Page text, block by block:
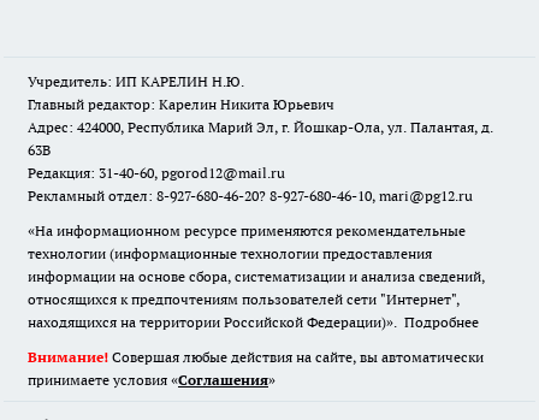
Учредитель: ИП КАРЕЛИН Н.Ю.
Главный редактор: Карелин Никита Юрьевич
Адрес: 424000, Республика Марий Эл, г. Йошкар-Ола, ул. Палантая, д.
63В
Редакция: 31-40-60, pgorod12@mail.ru
Рекламный отдел: 8-927-680-46-20? 8-927-680-46-10, mari@pg12.ru
«На информационном ресурсе применяются рекомендательные
технологии (информационные технологии предоставления
информации на основе сбора, систематизации и анализа сведений,
относящихся к предпочтениям пользователей сети "Интернет",
находящихся на территории Российской Федерации)». Подробнее
Внимание! Совершая любые действия на сайте, вы автоматически
принимаете условия «Cоглашения»